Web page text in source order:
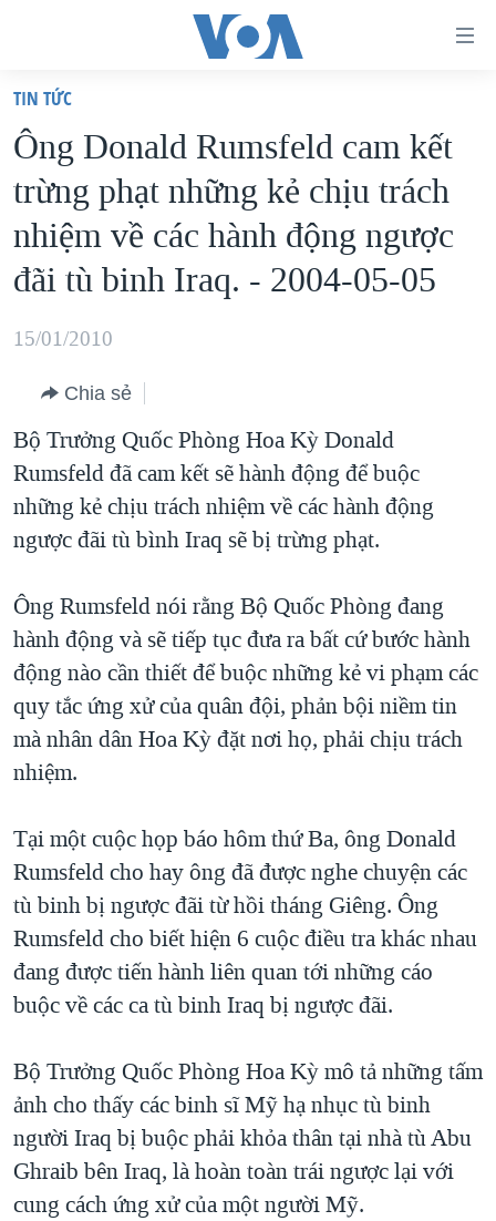
truy
cập
Tới
nội
dung
chính
Tới
hướng
chính
Đi
"Tìm"
TRANG CHỦ
VIỆT NAM
HOA KỲ
BIỂN ĐÔNG
THẾ GIỚI
MỤC
TỰ DO BÁO CHÍ
VẠCH TRẦN TIN GIẢ
NGƯỜI VIỆT HẢI NGOẠI
KINH TẾ
KHOA HỌC
SỨC KHOẺ
VĂN HOÁ
CHUYÊN ĐỀ
CHIẾN TRANH THƯƠNG MẠI CỦA MỸ: QUÁ KHỨ VÀ HIỆN
TẠI
HÀNH TRÌNH BẦU CỬ 2024
GIẢI MÃ VÀNH ĐAI & CON ĐƯỜNG
NGÀY TỊ NẠN THẾ GIỚI
TRỊNH VĨNH BÌNH - NGƯỜI HẠ 'BÊN THẮNG CUỘC'
GROUND ZERO – XƯA VÀ NAY
CHI PHÍ CHIẾN TRANH AFGHANISTAN
THƯỢNG ĐỈNH TRUMP-KIM TẠI VIỆT NAM
TRỊNH VĨNH BÌNH VS. CHÍNH PHỦ VIỆT NAM
NGƯ DÂN VIỆT VÀ LÀN SÓNG TRỘM HẢI SÂM
BÊN KIA QUỐC LỘ: TIẾNG VỌNG TỪ NÔNG THÔN MỸ
QUAN HỆ VIỆT MỸ
HỌC TIẾNG ANH
VIDEO
NGHE
MẠNG XÃ HỘI
Ngôn ngữ khác
TIN TỨC
Ông Donald Rumsfeld cam kết
trừng phạt những kẻ chịu trách
nhiệm về các hành động ngược
đãi tù binh Iraq. - 2004-05-05
15/01/2010
Chia sẻ
Bộ Trưởng Quốc Phòng Hoa Kỳ Donald
Rumsfeld đã cam kết sẽ hành động để buộc
những kẻ chịu trách nhiệm về các hành động
ngược đãi tù bình Iraq sẽ bị trừng phạt.
Ông Rumsfeld nói rằng Bộ Quốc Phòng đang
hành động và sẽ tiếp tục đưa ra bất cứ bước hành
động nào cần thiết để buộc những kẻ vi phạm các
quy tắc ứng xử của quân đội, phản bội niềm tin
mà nhân dân Hoa Kỳ đặt nơi họ, phải chịu trách
nhiệm.
Tại một cuộc họp báo hôm thứ Ba, ông Donald
Rumsfeld cho hay ông đã được nghe chuyện các
tù binh bị ngược đãi từ hồi tháng Giêng. Ông
Rumsfeld cho biết hiện 6 cuộc điều tra khác nhau
đang được tiến hành liên quan tới những cáo
buộc về các ca tù binh Iraq bị ngược đãi.
Bộ Trưởng Quốc Phòng Hoa Kỳ mô tả những tấm
ảnh cho thấy các binh sĩ Mỹ hạ nhục tù binh
người Iraq bị buộc phải khỏa thân tại nhà tù Abu
Ghraib bên Iraq, là hoàn toàn trái ngược lại với
cung cách ứng xử của một người Mỹ.